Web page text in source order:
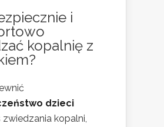
i
kopalnię z
dzieci
kopalni,